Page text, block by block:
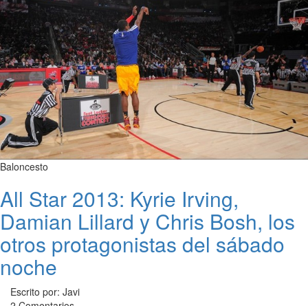
Baloncesto
All Star 2013: Kyrie Irving,
Damian Lillard y Chris Bosh, los
otros protagonistas del sábado
noche
Escrito por: Javi